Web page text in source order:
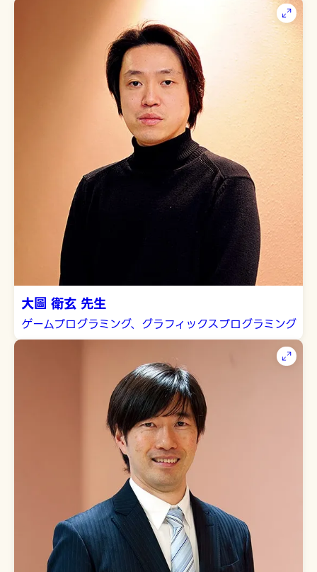
大圖 衛玄 先生
ゲームプログラミング、グラフィックスプログラミング